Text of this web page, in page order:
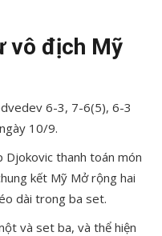
vô địch Mỹ
6-3, 7-6(5), 6-3
10/9.
Djokovic thanh toán món
kết Mỹ Mở rộng hai
dài trong ba set.
và set ba, và thể hiện